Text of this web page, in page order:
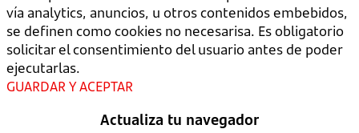
vía analytics, anuncios, u otros contenidos embebidos,
se definen como cookies no necesarisa. Es obligatorio
solicitar el consentimiento del usuario antes de poder
ejecutarlas.
GUARDAR Y ACEPTAR
Actualiza tu navegador